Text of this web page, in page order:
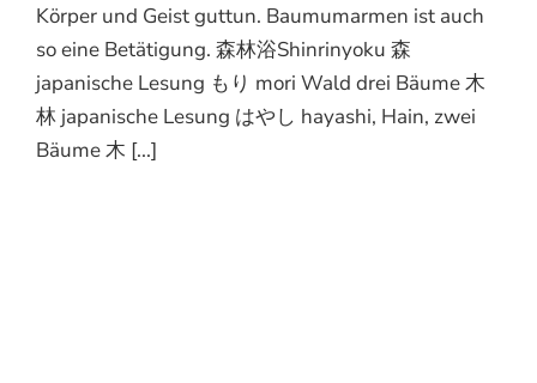
Körper und Geist guttun. Baumumarmen ist auch
so eine Betätigung. 森林浴Shinrinyoku 森
japanische Lesung もり mori Wald drei Bäume 木
林 japanische Lesung はやし hayashi, Hain, zwei
Bäume 木 [...]